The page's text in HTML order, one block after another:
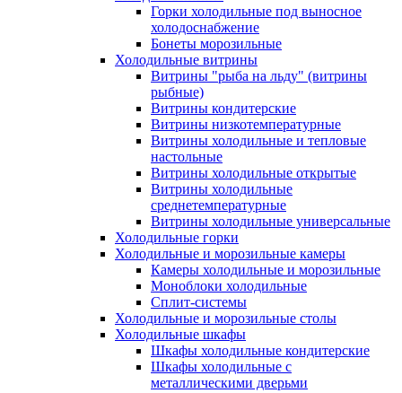
Горки холодильные под выносное
холодоснабжение
Бонеты морозильные
Холодильные витрины
Витрины "рыба на льду" (витрины
рыбные)
Витрины кондитерские
Витрины низкотемпературные
Витрины холодильные и тепловые
настольные
Витрины холодильные открытые
Витрины холодильные
среднетемпературные
Витрины холодильные универсальные
Холодильные горки
Холодильные и морозильные камеры
Камеры холодильные и морозильные
Моноблоки холодильные
Сплит-системы
Холодильные и морозильные столы
Холодильные шкафы
Шкафы холодильные кондитерские
Шкафы холодильные с
металлическими дверьми